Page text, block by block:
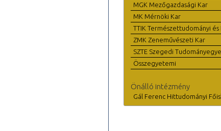
MGK Mezőgazdasági Kar
MK Mérnöki Kar
TTIK Természettudományi
ZMK Zeneművészeti Kar
SZTE Szegedi
Összegyetemi
Önálló intézmény
Gál Ferenc Hittudományi